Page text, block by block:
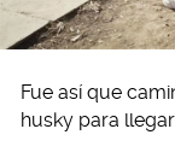
Fue así que
husky para